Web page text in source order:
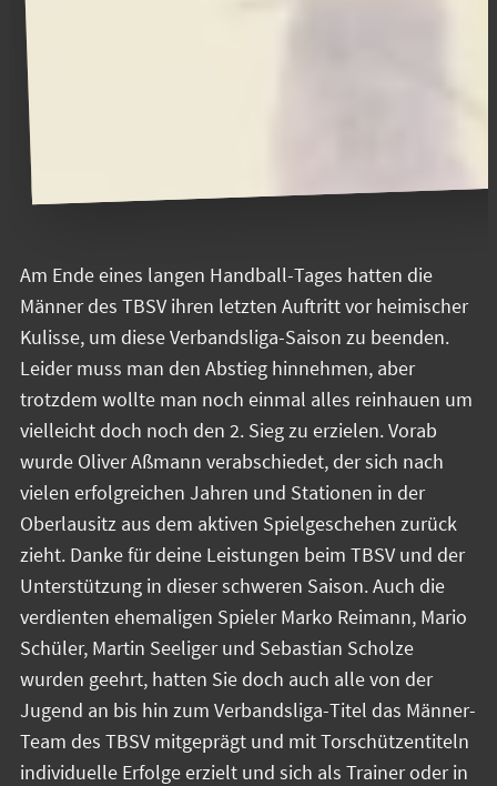
Am Ende eines langen Handball-Tages hatten die
Männer des TBSV ihren letzten Auftritt vor heimischer
Kulisse, um diese Verbandsliga-Saison zu beenden.
Leider muss man den Abstieg hinnehmen, aber
trotzdem wollte man noch einmal alles reinhauen um
vielleicht doch noch den 2. Sieg zu erzielen. Vorab
wurde Oliver Aßmann verabschiedet, der sich nach
vielen erfolgreichen Jahren und Stationen in der
Oberlausitz aus dem aktiven Spielgeschehen zurück
zieht. Danke für deine Leistungen beim TBSV und der
Unterstützung in dieser schweren Saison. Auch die
verdienten ehemaligen Spieler Marko Reimann, Mario
Schüler, Martin Seeliger und Sebastian Scholze
wurden geehrt, hatten Sie doch auch alle von der
Jugend an bis hin zum Verbandsliga-Titel das Männer-
Team des TBSV mitgeprägt und mit Torschützentiteln
individuelle Erfolge erzielt und sich als Trainer oder in